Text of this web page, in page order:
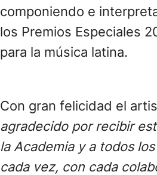
componiendo e
los Premios Especiales
para la música latina.
Con gran felicidad el
agradecido por recibir
la Academia y a todos
cada vez, con cada